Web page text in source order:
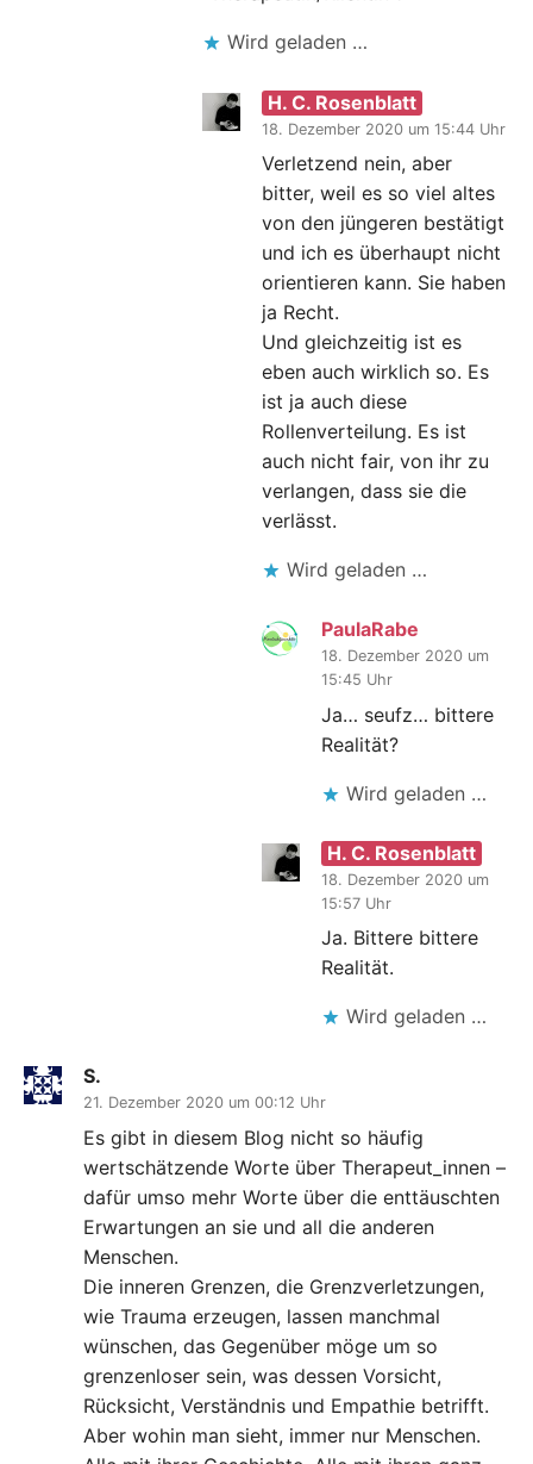
Wird geladen …
H. C. Rosenblatt
18. Dezember 2020 um 15:44 Uhr
Verletzend nein, aber
bitter, weil es so viel altes
von den jüngeren bestätigt
und ich es überhaupt nicht
orientieren kann. Sie haben
ja Recht.
Und gleichzeitig ist es
eben auch wirklich so. Es
ist ja auch diese
Rollenverteilung. Es ist
auch nicht fair, von ihr zu
verlangen, dass sie die
verlässt.
Wird geladen …
PaulaRabe
18. Dezember 2020 um
15:45 Uhr
Ja… seufz… bittere
Realität?
Wird geladen …
H. C. Rosenblatt
18. Dezember 2020 um
15:57 Uhr
Ja. Bittere bittere
Realität.
Wird geladen …
S.
21. Dezember 2020 um 00:12 Uhr
Es gibt in diesem Blog nicht so häufig
wertschätzende Worte über Therapeut_innen –
dafür umso mehr Worte über die enttäuschten
Erwartungen an sie und all die anderen
Menschen.
Die inneren Grenzen, die Grenzverletzungen,
wie Trauma erzeugen, lassen manchmal
wünschen, das Gegenüber möge um so
grenzenloser sein, was dessen Vorsicht,
Rücksicht, Verständnis und Empathie betrifft.
Aber wohin man sieht, immer nur Menschen.